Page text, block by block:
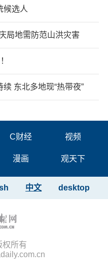
候选人
局地需防范山洪灾害
东北多地现“热带夜”
C财经 视频
漫画 观天下
desktop
中文
权所有